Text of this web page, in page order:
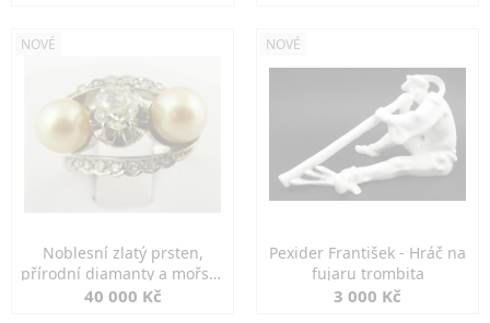
NOVÉ
Noblesní zlatý prsten,
přírodní diamanty a mořské
perly
40 000 Kč
NOVÉ
Pexider František - Hráč na
fujaru trombita
3 000 Kč